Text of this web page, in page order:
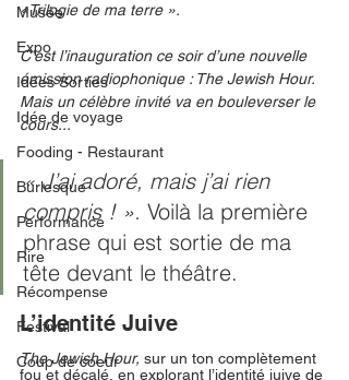
Musée
Expo
Idées Sorties
Idée de voyage
Fooding - Restaurant
Burlesque
Performance
Rire
Récompense
Festival
Coup de coeur
«Trilogie de ma terre ».
C’est l’inauguration ce soir d’une nouvelle
émission radiophonique : The Jewish Hour.
Mais un célèbre invité va en bouleverser le
cours...
« J’ai adoré, mais j’ai rien
compris ! ». Voilà la première
phrase qui est sortie de ma
tête devant le théâtre.
L’identité Juive
The Jewish Hour, sur un ton complètement
fou et décalé, en explorant l’identité juive de